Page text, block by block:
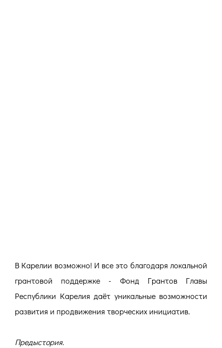
В Карелии возможно! И все это благодаря локальной
грантовой поддержке - Фонд Грантов Главы
Республики Карелия даёт уникальные возможности
развития и продвижения творческих инициатив.
Предыстория.